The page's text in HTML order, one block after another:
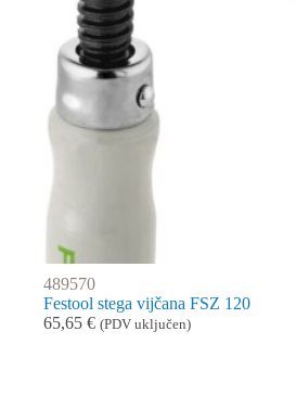
489570
Festool stega vijčana FSZ 120
65,65 € (PDV uključen)